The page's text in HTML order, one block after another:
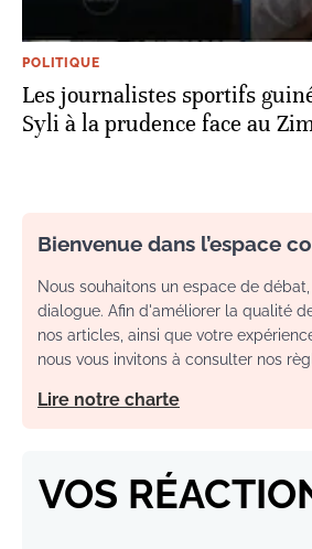
POLITIQUE
Les journalistes sportifs
Syli à la prudence face au
Bienvenue dans l’espace
Nous souhaitons un espace de
dialogue. Afin d'améliorer la qualité
nos articles, ainsi que votre
nous vous invitons à consulter nos
Lire notre charte
VOS